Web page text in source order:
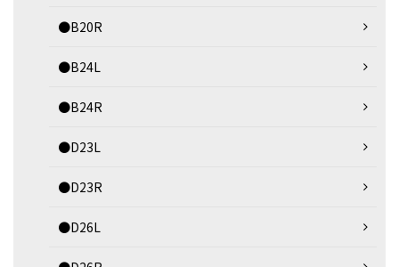
●B20R
●B24L
●B24R
●D23L
●D23R
●D26L